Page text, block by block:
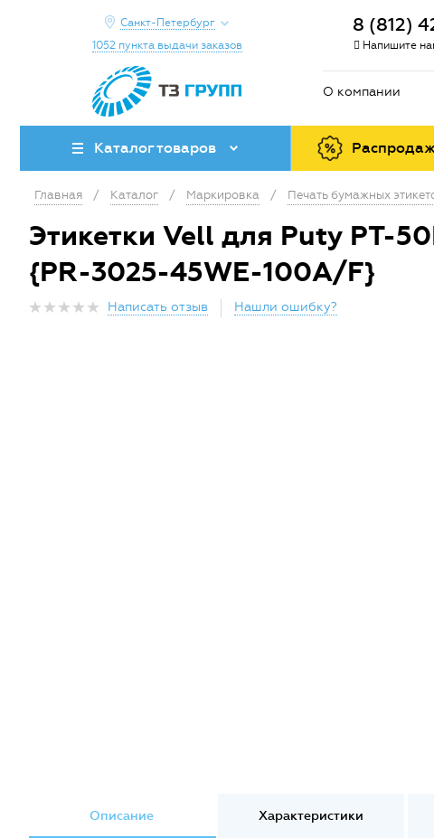
Санкт-Петербург
1052 пункта выдачи заказов
8 (812)
Напишите
О компании
Каталог товаров
Главная / Каталог / Маркировка / Печать бумажных
Этикетки Vell для Puty PT-
{PR-3025-45WE-100A/F}
Написать отзыв Нашли ошибку?
Описание Характеристики